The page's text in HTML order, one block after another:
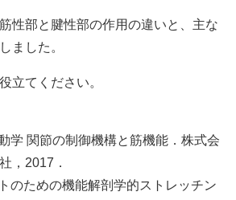
性部と腱性部の作用の違いと、主な
ました。
立てください。
学 関節の制御機構と筋機能．株式会
，2017．
のための機能解剖学的ストレッチン